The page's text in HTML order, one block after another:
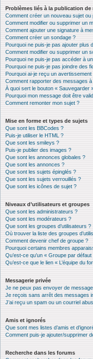
Problèmes liés à la publication de
Comment créer un nouveau sujet
Comment modifier ou supprimer un
Comment ajouter une signature à
Comment créer un sondage ?
Pourquoi ne puis-je pas ajouter plus
Comment modifier ou supprimer un
Pourquoi ne puis-je pas accéder à
Pourquoi ne puis-je pas joindre des
Pourquoi ai-je reçu un avertissement
Comment rapporter des messages
À quoi sert le bouton « Sauvegarder
Pourquoi mon message doit être
Comment remonter mon sujet ?
Mise en forme et types de sujets
Que sont les BBCodes ?
Puis-je utiliser le HTML ?
Que sont les smileys ?
Puis-je publier des images ?
Que sont les annonces globales ?
Que sont les annonces ?
Que sont les sujets épinglés ?
Que sont les sujets verrouillés ?
Que sont les icônes de sujet ?
Niveaux d’utilisateurs et groupes
Que sont les administrateurs ?
Que sont les modérateurs ?
Que sont les groupes d’utilisateurs ?
Où trouver la liste des groupes
Comment devenir chef de groupe ?
Pourquoi certains membres
Qu’est-ce qu’un « Groupe par défaut
Qu’est-ce que le lien « L’équipe du
Messagerie privée
Je ne peux pas envoyer de
Je reçois sans arrêt des messages
J’ai reçu un spam ou un courriel
Amis et ignorés
Que sont mes listes d’amis et
Comment puis-je ajouter/supprimer
Recherche dans les forums